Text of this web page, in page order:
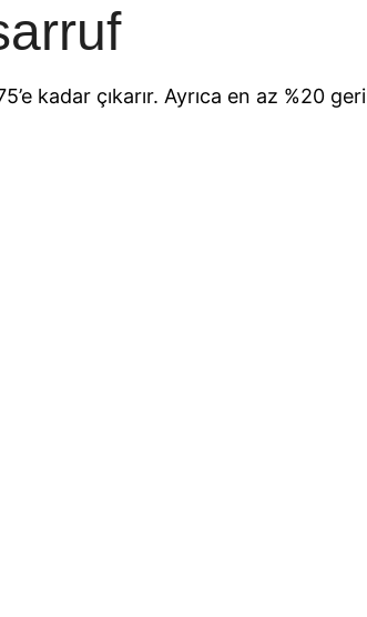
kadar çıkarır. Ayrıca en az %20 geri